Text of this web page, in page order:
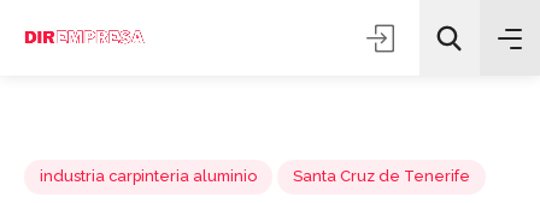
industria carpinteria aluminio